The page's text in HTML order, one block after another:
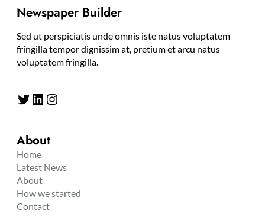
Newspaper Builder
Sed ut perspiciatis unde omnis iste natus voluptatem
fringilla tempor dignissim at, pretium et arcu natus
voluptatem fringilla.
Twitter LinkedIn Instagram
About
Home
Latest News
About
How we started
Contact